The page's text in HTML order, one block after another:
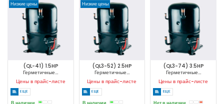
Низкие цены
(QL-41) 1.5HP
Герметичные...
Цены в прайс-листе
ЕЩЕ
Низкие цены
(QL3-52) 2.5HP
Герметичные...
Цены в прайс-листе
ЕЩЕ
(QL3-74) 3.5HP
Герметичные...
Цены в прайс-листе
ЕЩЕ